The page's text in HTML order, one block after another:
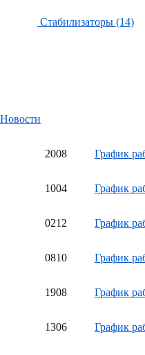
Стабилизаторы (14)
Новости
2008 График
1004 График
0212 График
0810 График
1908 График
1306 График